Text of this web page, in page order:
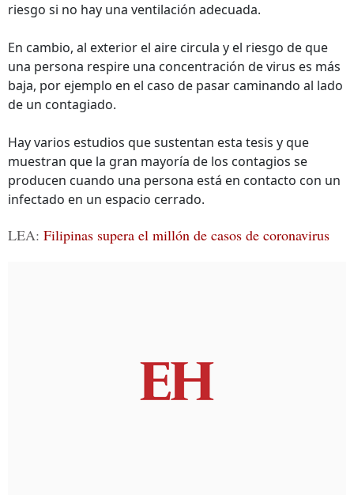
riesgo si no hay una ventilación adecuada.
En cambio, al exterior el aire circula y el riesgo de que
una persona respire una concentración de virus es más
baja, por ejemplo en el caso de pasar caminando al lado
de un contagiado.
Hay varios estudios que sustentan esta tesis y que
muestran que la gran mayoría de los contagios se
producen cuando una persona está en contacto con un
infectado en un espacio cerrado.
LEA: Filipinas supera el millón de casos de coronavirus